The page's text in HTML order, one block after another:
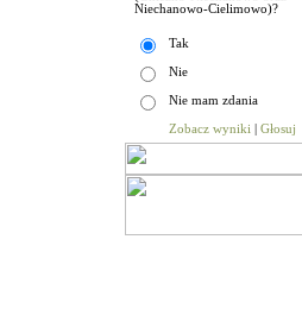
Niechanowo-Cielimowo)?
Tak
Nie
Nie mam zdania
Zobacz wyniki Głosuj